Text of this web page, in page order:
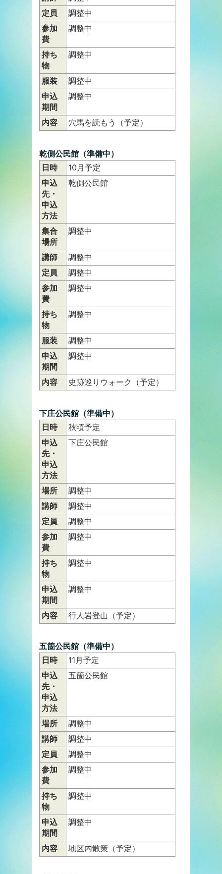
定員
調整中
参加
費
調整中
持ち
物
調整中
服装
調整中
申込
期間
調整中
内容 穴馬を読もう（予定）
乾側公民館（準備中）
日時
10月予定
申込
先・
申込
方法
乾側公民館
集合
場所
調整中
講師
調整中
定員
調整中
参加
費
調整中
持ち
物
調整中
服装
調整中
申込
期間
調整中
内容 史跡巡りウォーク（予定）
下庄公民館（準備中）
日時
秋頃予定
申込
先・
申込
方法
下庄公民館
場所
調整中
講師
調整中
定員
調整中
参加
費
調整中
持ち
物
調整中
申込
期間
調整中
内容 行人岩登山（予定）
五箇公民館（準備中）
日時
11月予定
申込
先・
申込
方法
五箇公民館
場所
調整中
講師
調整中
定員
調整中
参加
費
調整中
持ち
物
調整中
申込
期間
調整中
内容 地区内散策（予定）